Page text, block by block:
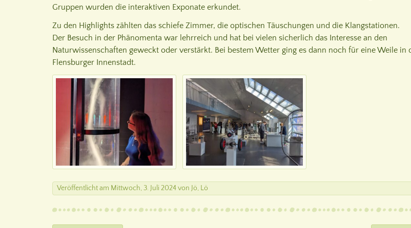
Gruppen wurden die interaktiven Exponate erkundet.
Zu den Highlights zählten das schiefe Zimmer, die optischen Täuschungen und die Klangstationen.
Der Besuch in der Phänomenta war lehrreich und hat bei vielen sicherlich das Interesse an den
Naturwissenschaften geweckt oder verstärkt. Bei bestem Wetter ging es dann noch für eine Weile in
Flensburger Innenstadt.
Veröffentlichtam Mittwoch, 3. Juli 2024von Jö, Lö